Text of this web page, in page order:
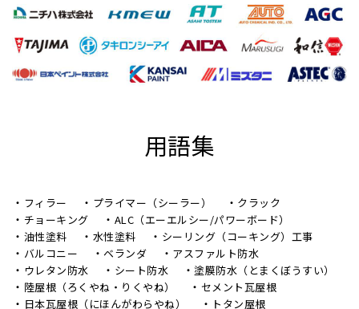
用語集
フィラー プライマー（シーラー）
クラック
チョーキング
ALC（エーエルシー/パワーボード）
油性塗料
水性塗料
シーリング（コーキング）工事
バルコニー
ベランダ
アスファルト防水
ウレタン防水
シート防水
塗膜防水（とまくぼうすい）
陸屋根（ろくやね・りくやね）
セメント瓦屋根
日本瓦屋根（にほんがわらやね）
トタン屋根